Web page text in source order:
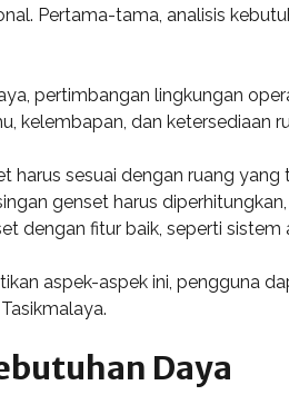
Pertama-tama, analisis
pertimbangan lingkungan
kelembapan, dan ketersediaan
harus sesuai dengan ruang yang
genset harus
dengan fitur baik, seperti
aspek-aspek ini, pengguna
Daya